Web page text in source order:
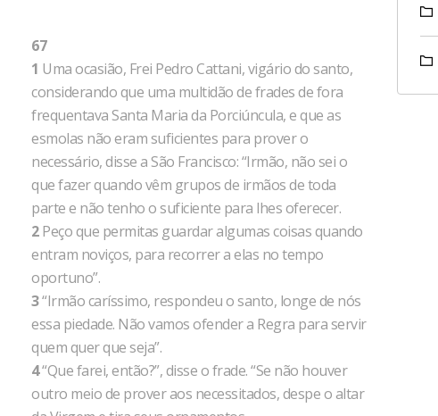
67
1 Uma ocasião, Frei Pedro Cattani, vigário do santo,
considerando que uma multidão de frades de fora
frequentava Santa Maria da Porciúncula, e que as
esmolas não eram suficientes para prover o
necessário, disse a São Francisco: “Irmão, não sei o
que fazer quando vêm grupos de irmãos de toda
parte e não tenho o suficiente para lhes oferecer.
2Peço que permitas guardar algumas coisas quando
entram noviços, para recorrer a elas no tempo
oportuno”.
3“Irmão caríssimo, respondeu o santo, longe de nós
essa piedade. Não vamos ofender a Regra para servir
quem quer que seja”.
4“Que farei, então?”, disse o frade. “Se não houver
outro meio de prover aos necessitados, despe o altar